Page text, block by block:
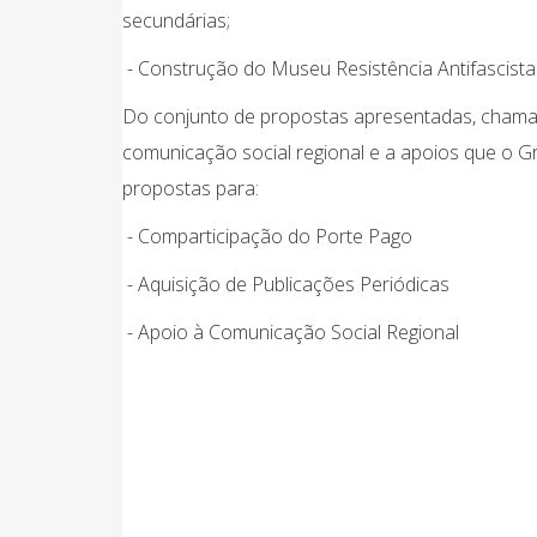
secundárias;
- Construção do Museu Resistência
Do conjunto de propostas apresentadas,
comunicação social regional e a apoios que o
propostas para:
- Comparticipação do Porte Pago
- Aquisição de Publicações Periódicas
- Apoio à Comunicação Social Regional